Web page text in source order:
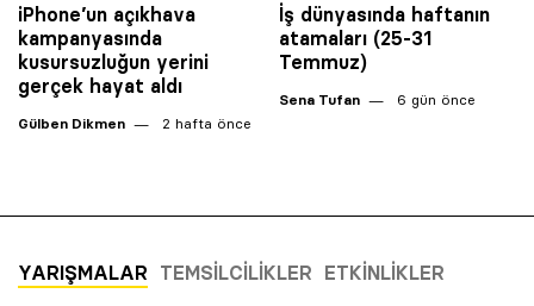
iPhone’un açıkhava
kampanyasında
kusursuzluğun yerini
gerçek hayat aldı
Gülben Dikmen 2 hafta önce
İş dünyasında haftanın
atamaları (25-31
Temmuz)
Sena Tufan 6 gün önce
YARIŞMALAR TEMSILCILIKLER ETKINLIKLER